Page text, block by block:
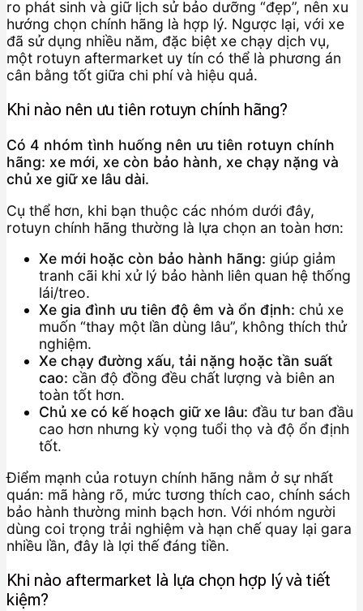
ro phát sinh và giữ lịch sử bảo dưỡng “đẹp”, nên xu
hướng chọn chính hãng là hợp lý. Ngược lại, với xe
đã sử dụng nhiều năm, đặc biệt xe chạy dịch vụ,
một rotuyn aftermarket uy tín có thể là phương án
cân bằng tốt giữa chi phí và hiệu quả.
Khi nào nên ưu tiên rotuyn chính hãng?
Có 4 nhóm tình huống nên ưu tiên rotuyn chính
hãng: xe mới, xe còn bảo hành, xe chạy nặng và
chủ xe giữ xe lâu dài.
Cụ thể hơn, khi bạn thuộc các nhóm dưới đây,
rotuyn chính hãng thường là lựa chọn an toàn hơn:
Xe mới hoặc còn bảo hành hãng: giúp giảm
tranh cãi khi xử lý bảo hành liên quan hệ thống
lái/treo.
Xe gia đình ưu tiên độ êm và ổn định: chủ xe
muốn “thay một lần dùng lâu”, không thích thử
nghiệm.
Xe chạy đường xấu, tải nặng hoặc tần suất
cao: cần độ đồng đều chất lượng và biên an
toàn tốt hơn.
Chủ xe có kế hoạch giữ xe lâu: đầu tư ban đầu
cao hơn nhưng kỳ vọng tuổi thọ và độ ổn định
tốt.
Điểm mạnh của rotuyn chính hãng nằm ở sự nhất
quán: mã hàng rõ, mức tương thích cao, chính sách
bảo hành thường minh bạch hơn. Với nhóm người
dùng coi trọng trải nghiệm và hạn chế quay lại gara
nhiều lần, đây là lợi thế đáng tiền.
Khi nào aftermarket là lựa chọn hợp lý và tiết
kiệm?